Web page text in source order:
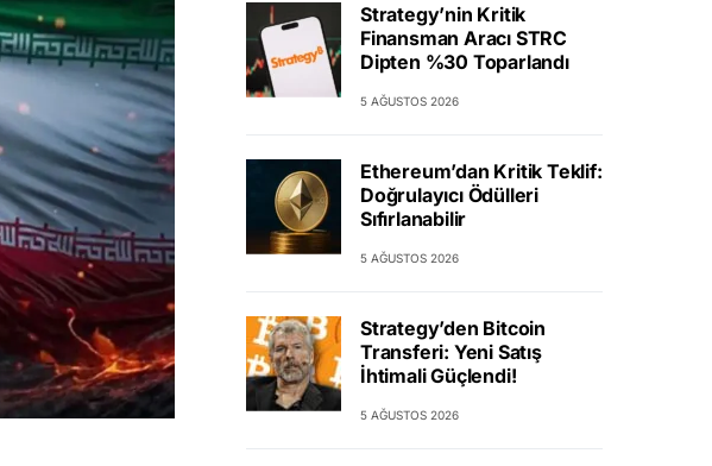
Strategy’nin Kritik
Finansman Aracı STRC
Dipten %30 Toparlandı
5 AĞUSTOS 2026
Ethereum’dan Kritik Teklif:
Doğrulayıcı Ödülleri
Sıfırlanabilir
5 AĞUSTOS 2026
Strategy’den Bitcoin
Transferi: Yeni Satış
İhtimali Güçlendi!
5 AĞUSTOS 2026